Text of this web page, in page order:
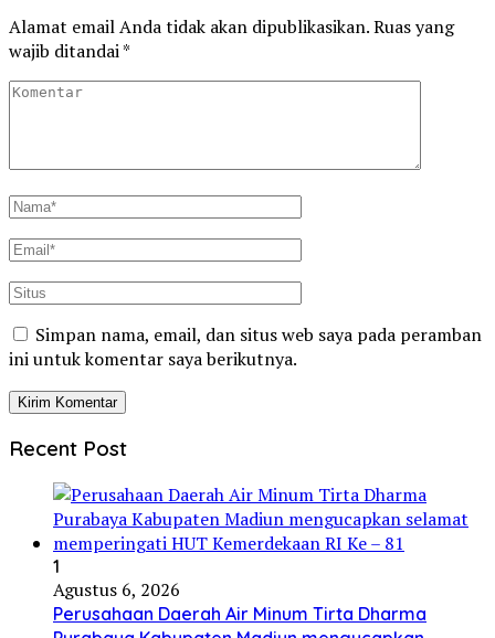
Alamat email Anda tidak akan dipublikasikan.Ruas yang
wajib ditandai*
Simpan nama, email, dan situs web saya pada peramban
ini untuk komentar saya berikutnya.
Recent Post
1
Agustus 6, 2026
Perusahaan Daerah Air Minum Tirta Dharma